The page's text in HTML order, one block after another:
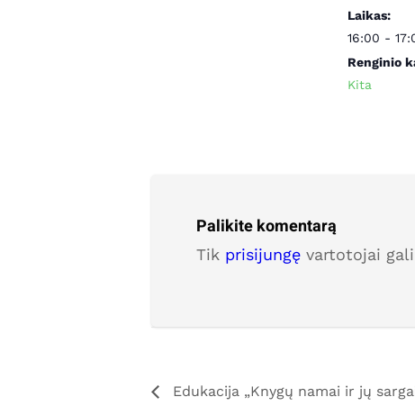
Laikas:
16:00 -
Renginio
Kita
Palikite komentarą
Tik prisijungę vartotojai
Edukacija „Knygų namai ir jų